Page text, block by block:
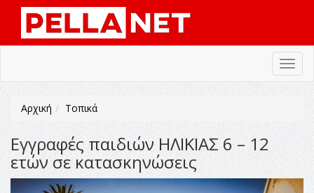
Αρχική Τοπικά
Εγγραφές παιδιών ΗΛΙΚΙΑΣ 6 – 12
ετών σε κατασκηνώσεις